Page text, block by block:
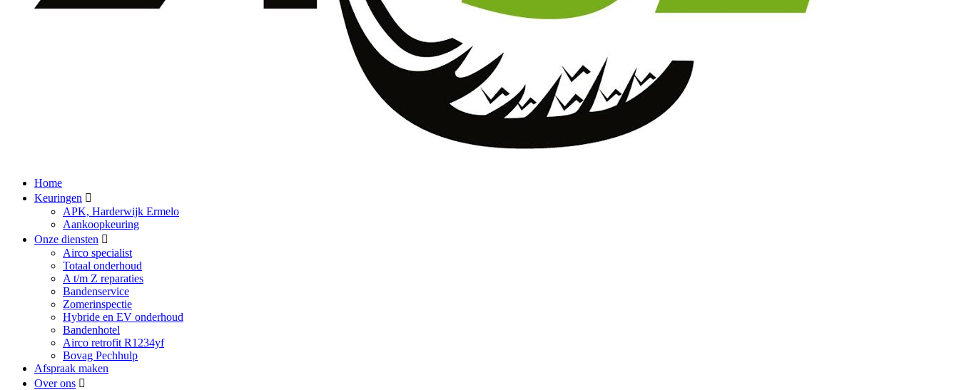
Home
Keuringen
APK, Harderwijk Ermelo
Aankoopkeuring
Onze diensten
Airco specialist
Totaal onderhoud
A t/m Z reparaties
Bandenservice
Zomerinspectie
Hybride en EV onderhoud
Bandenhotel
Airco retrofit R1234yf
Bovag Pechhulp
Afspraak maken
Over ons